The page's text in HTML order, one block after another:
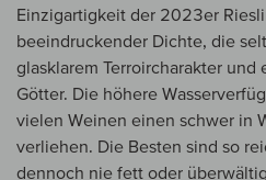
Einzigartigkeit der 2023er
beeindruckender Dichte, die
glasklarem Terroircharakter und
Götter. Die höhere
vielen Weinen einen schwer in
verliehen. Die Besten sind so
dennoch nie fett oder